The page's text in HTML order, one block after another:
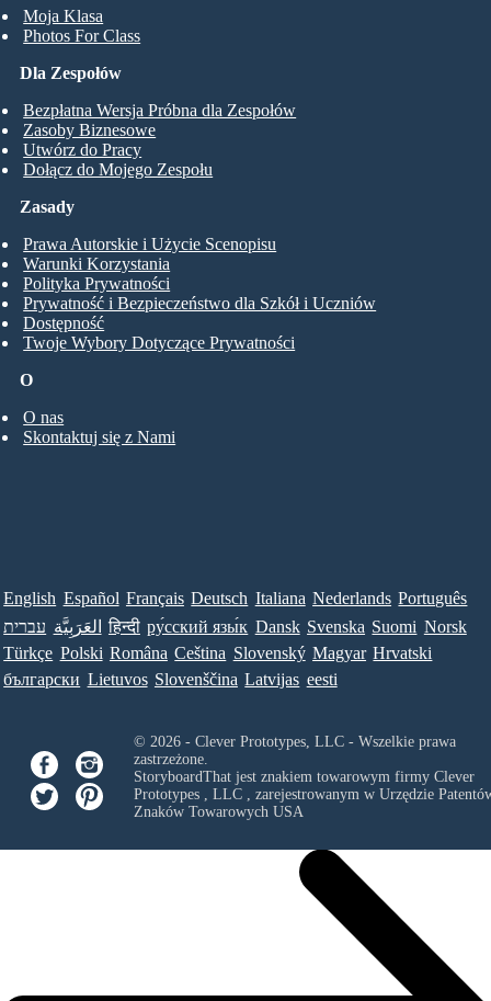
Moja Klasa
Photos For Class
Dla Zespołów
Bezpłatna Wersja Próbna dla Zespołów
Zasoby Biznesowe
Utwórz do Pracy
Dołącz do Mojego Zespołu
O
O nas
Skontaktuj się z Nami
Zasady
Prawa Autorskie i Użycie Scenopisu
Warunki Korzystania
Polityka Prywatności
Prywatność i Bezpieczeństwo dla Szkół i Uczniów
Dostępność
Twoje Wybory Dotyczące Prywatności
English Español Français Deutsch Italiana Nederlands Português
עברית العَرَبِيَّة हिन्दी ру́сский язы́к Dansk Svenska Suomi Norsk
Türkçe Polski Româna Ceština Slovenský Magyar Hrvatski
български Lietuvos Slovenščina Latvijas eesti
© 2026 - Clever Prototypes, LLC - Wszelkie prawa
zastrzeżone.
StoryboardThat jest znakiem towarowym firmy Clever
Prototypes , LLC, zarejestrowanym w Urzędzie
Znaków Towarowych USA